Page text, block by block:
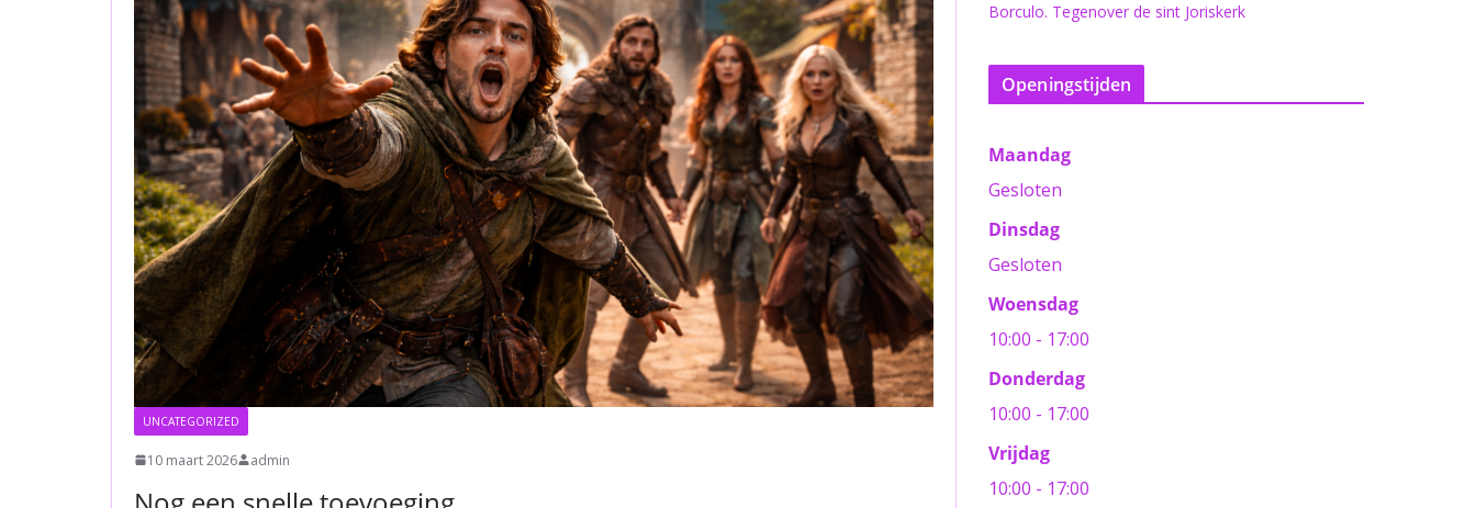
UNCATEGORIZED
10 maart 2026 admin
Borculo. Tegenover de sint Joriskerk
Openingstijden
Maandag
Gesloten
Dinsdag
Gesloten
Woensdag
10:00 - 17:00
Donderdag
10:00 - 17:00
Vrijdag
10:00 - 17:00